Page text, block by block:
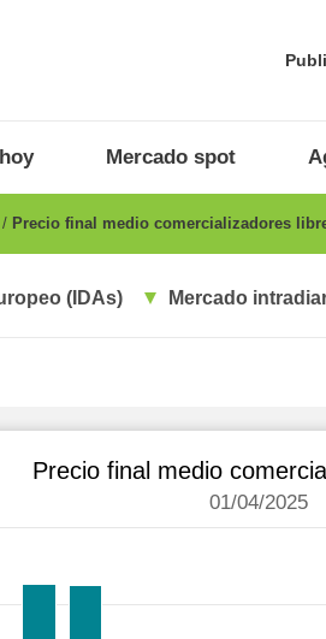
Mercado spot
Precio final medio comercializadores
(IDAs) Mercado
Precio final medio
01/04/2025